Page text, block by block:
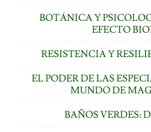
BOTÁNICA Y
EFECTO
RESISTENCIA Y
EL PODER DE LAS
MUNDO DE
BAÑOS VERDES: